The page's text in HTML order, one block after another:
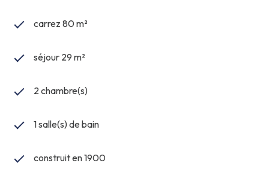
carrez 80 m²
séjour 29 m²
2 chambre(s)
1 salle(s) de bain
construit en 1900